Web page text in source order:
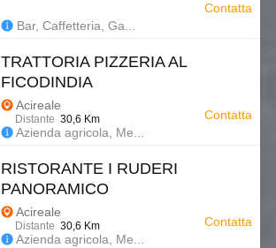
Bar, Caffetteria, Ga...
Contatta
TRATTORIA PIZZERIA AL
FICODINDIA
Acireale
Distante 30,6 Km
Azienda agricola, Me...
Contatta
RISTORANTE I RUDERI
PANORAMICO
Acireale
Distante 30,6 Km
Azienda agricola, Me...
Contatta